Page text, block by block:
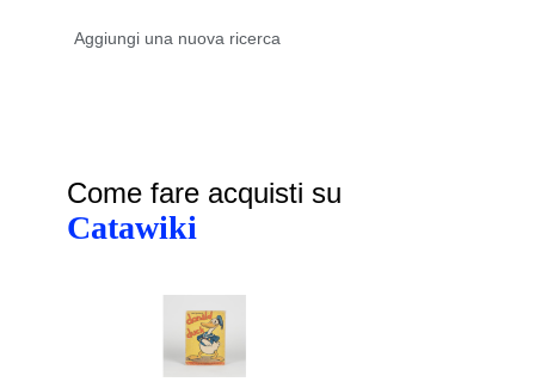
Come fare acquisti su
Catawiki